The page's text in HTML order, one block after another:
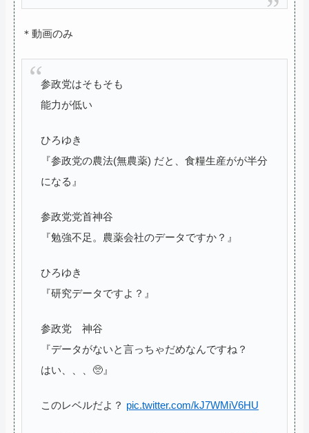
＊動画のみ
参政党はそもそも
能力が低い
ひろゆき
『参政党の農法(無農薬) だと、食糧生産がが半分
になる』
参政党党首神谷
『勉強不足。農薬会社のデータですか？』
ひろゆき
『研究データですよ？』
参政党 神谷
『データがないと言っちゃだめなんですね？
はい、、、🥺』
このレベルだよ？ pic.twitter.com/kJ7WMiV6HU